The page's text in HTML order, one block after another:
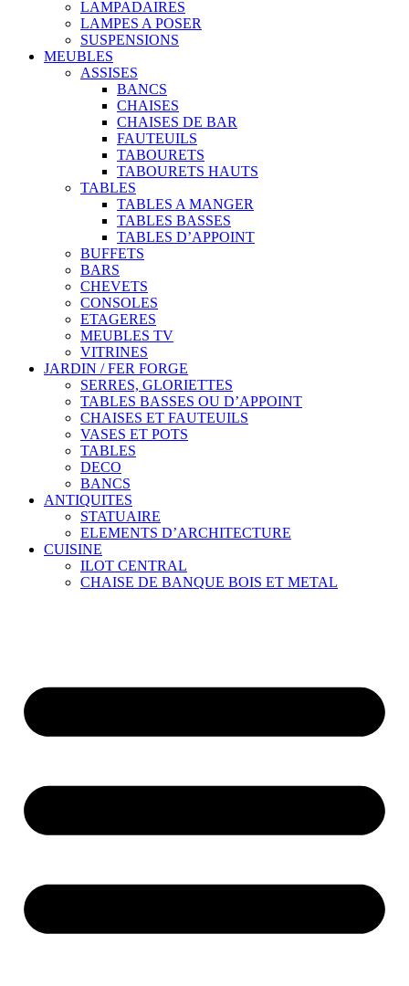
LAMPADAIRES
LAMPES A POSER
SUSPENSIONS
MEUBLES
ASSISES
BANCS
CHAISES
CHAISES DE BAR
FAUTEUILS
TABOURETS
TABOURETS HAUTS
TABLES
TABLES A MANGER
TABLES BASSES
TABLES D’APPOINT
BUFFETS
BARS
CHEVETS
CONSOLES
ETAGERES
MEUBLES TV
VITRINES
JARDIN / FER FORGE
SERRES, GLORIETTES
TABLES BASSES OU D’APPOINT
CHAISES ET FAUTEUILS
VASES ET POTS
TABLES
DECO
BANCS
ANTIQUITES
STATUAIRE
ELEMENTS D’ARCHITECTURE
CUISINE
ILOT CENTRAL
CHAISE DE BANQUE BOIS ET METAL